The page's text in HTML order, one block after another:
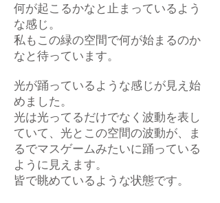
何が起こるかなと止まっているよう
な感じ。
私もこの緑の空間で何が始まるのか
なと待っています。
光が踊っているような感じが見え始
めました。
光は光ってるだけでなく波動を表し
ていて、光とこの空間の波動が、ま
るでマスゲームみたいに踊っている
ように見えます。
皆で眺めているような状態です。